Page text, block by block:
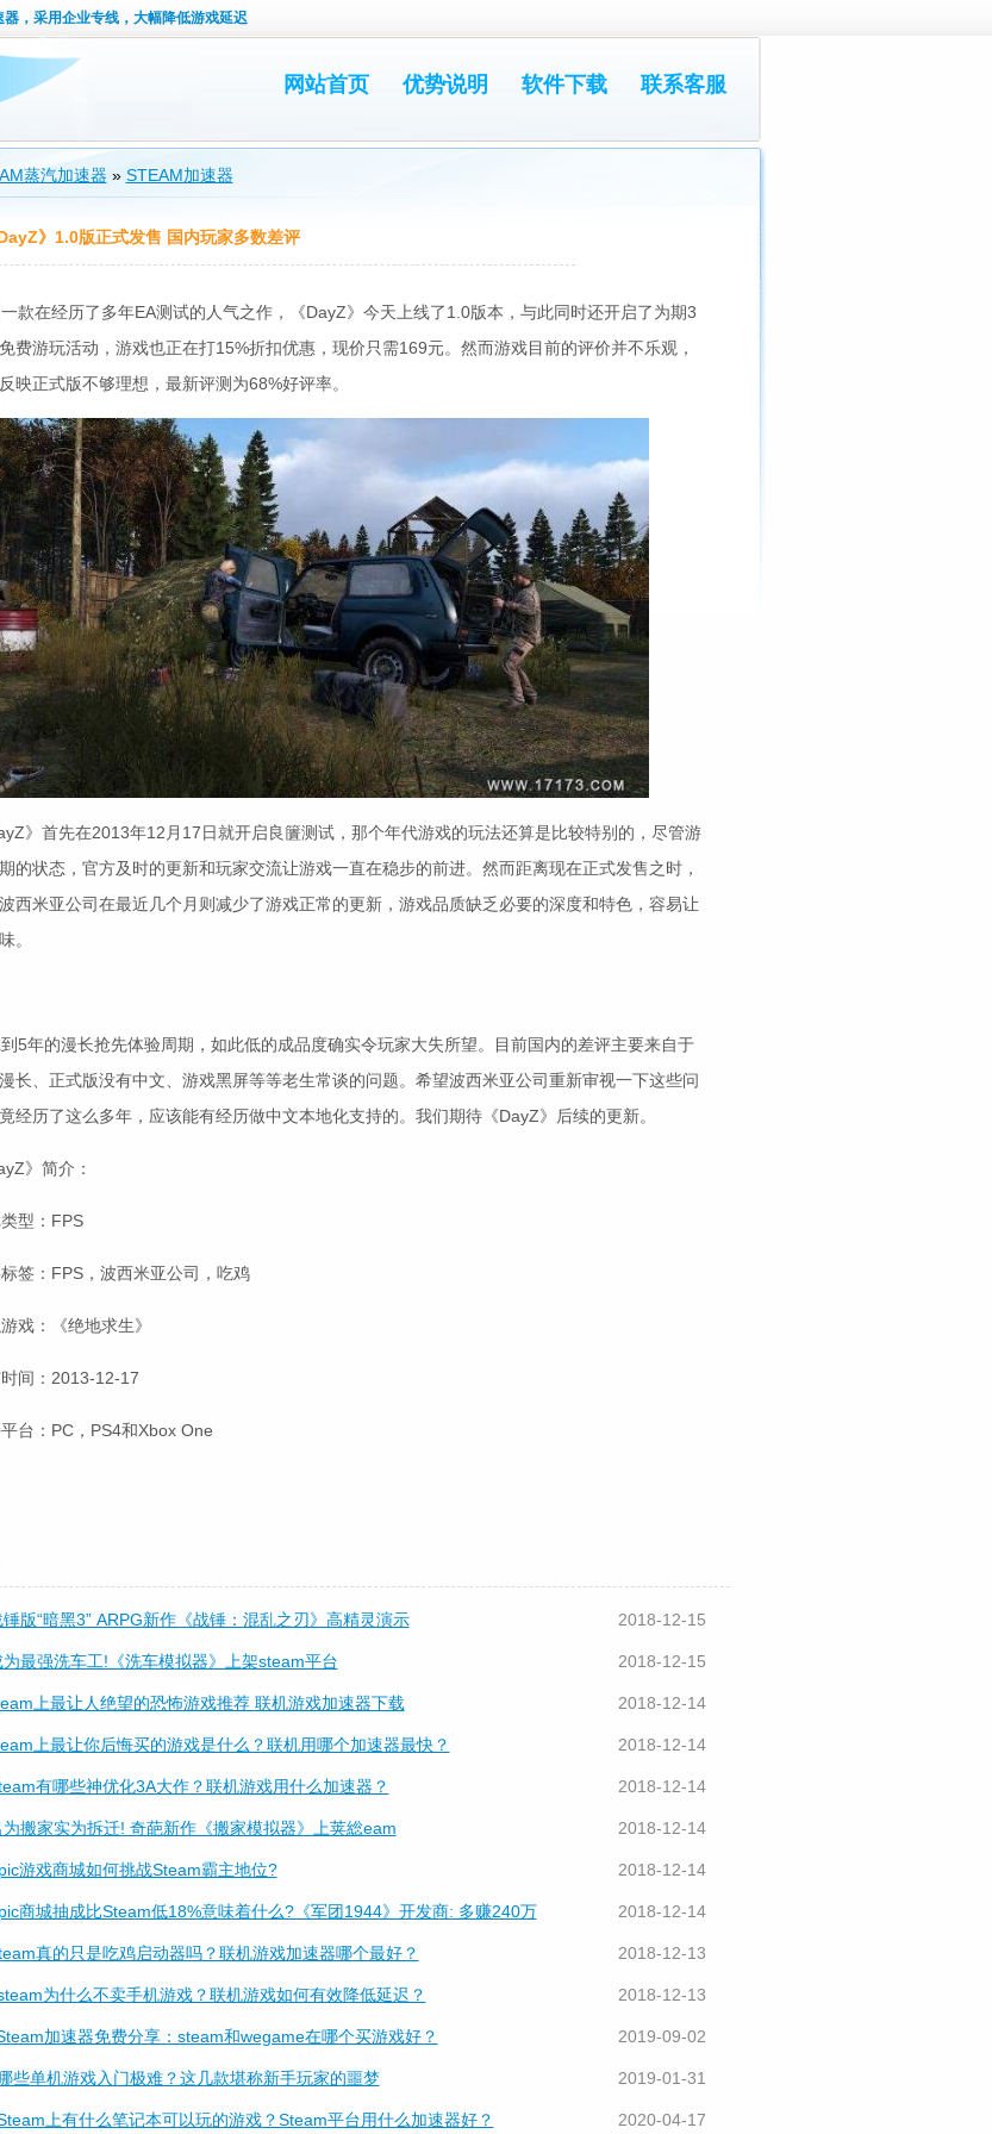
，采用企业专线，大幅降低游戏延迟
网站首页 优势说明 软件下载 联系客服
蒸汽加速器 » STEAM加速器
DayZ》1.0版正式发售 国内玩家多数差评
款在经历了多年EA测试的人气之作，《DayZ》今天上线了1.0版本，与此同时还开启了为期3
费游玩活动，游戏也正在打15%折扣优惠，现价只需169元。然而游戏目前的评价并不乐观，
映正式版不够理想，最新评测为68%好评率。
》首先在2013年12月17日就开启良籄测试，那个年代游戏的玩法还算是比较特别的，尽管游
的状态，官方及时的更新和玩家交流让游戏一直在稳步的前进。然而距离现在正式发售之时，
西米亚公司在最近几个月则减少了游戏正常的更新，游戏品质缺乏必要的深度和特色，容易让
。
5年的漫长抢先体验周期，如此低的成品度确实令玩家大失所望。目前国内的差评主要来自于
长、正式版没有中文、游戏黑屏等等老生常谈的问题。希望波西米亚公司重新审视一下这些问
经历了这么多年，应该能有经历做中文本地化支持的。我们期待《DayZ》后续的更新。
》简介：
型：FPS
签：FPS，波西米亚公司，吃鸡
戏：《绝地求生》
时间：2013-12-17
台：PC，PS4和Xbox One
锤版“暗黑3” ARPG新作《战锤：混乱之刃》高精灵演示 2018-12-15
为最强洗车工!《洗车模拟器》上架steam平台 2018-12-15
上最让人绝望的恐怖游戏推荐 联机游戏加速器下载 2018-12-14
上最让你后悔买的游戏是什么？联机用哪个加速器最快？ 2018-12-14
有哪些神优化3A大作？联机游戏用什么加速器？ 2018-12-14
为搬家实为拆迁! 奇葩新作《搬家模拟器》上荚総eam 2018-12-14
游戏商城如何挑战Steam霸主地位? 2018-12-14
商城抽成比Steam低18%意味着什么?《军团1944》开发商: 多赚240万 2018-12-14
真的只是吃鸡启动器吗？联机游戏加速器哪个最好？ 2018-12-13
为什么不卖手机游戏？联机游戏如何有效降低延迟？ 2018-12-13
加速器免费分享：steam和wegame在哪个买游戏好？ 2019-09-02
些单机游戏入门极难？这几款堪称新手玩家的噩梦 2019-01-31
上有什么笔记本可以玩的游戏？Steam平台用什么加速器好？ 2020-04-17